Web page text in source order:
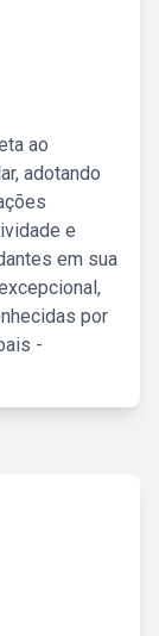
ao
adotando
e
em sua
por
-